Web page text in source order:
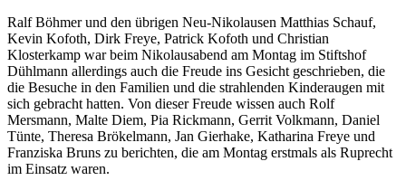
Ralf Böhmer und den übrigen Neu-Nikolausen Matthias Schauf,
Kevin Kofoth, Dirk Freye, Patrick Kofoth und Christian
Klosterkamp war beim Nikolausabend am Montag im Stiftshof
Dühlmann allerdings auch die Freude ins Gesicht geschrieben, die
die Besuche in den Familien und die strahlenden Kinderaugen mit
sich gebracht hatten. Von dieser Freude wissen auch Rolf
Mersmann, Malte Diem, Pia Rickmann, Gerrit Volkmann, Daniel
Tünte, Theresa Brökelmann, Jan Gierhake, Katharina Freye und
Franziska Bruns zu berichten, die am Montag erstmals als Ruprecht
im Einsatz waren.